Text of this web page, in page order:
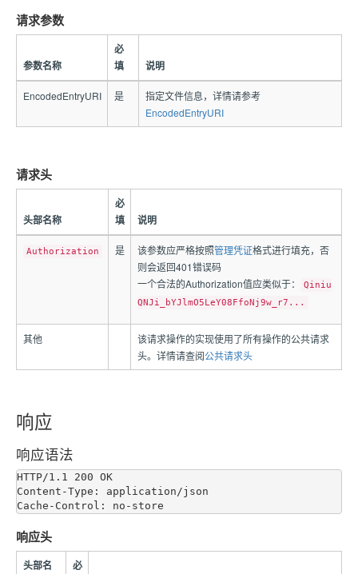
请求参数
参数名称
必
填
说明
EncodedEntryURI 是
指定文件信息，详情请参考
EncodedEntryURI
请求头
头部名称
必
填
说明
Authorization 是 该参数应严格按照管理凭证格式进行填充，否
则会返回401错误码
一个合法的Authorization值应类似于：
Qiniu
QNJi_bYJlmO5LeY08FfoNj9w_r7...
其他
该请求操作的实现使用了所有操作的公共请求
头。详情请查阅公共请求头
响应
响应语法
HTTP/1.1 200 OK
Content-Type: application/json
响应头
头部名
必